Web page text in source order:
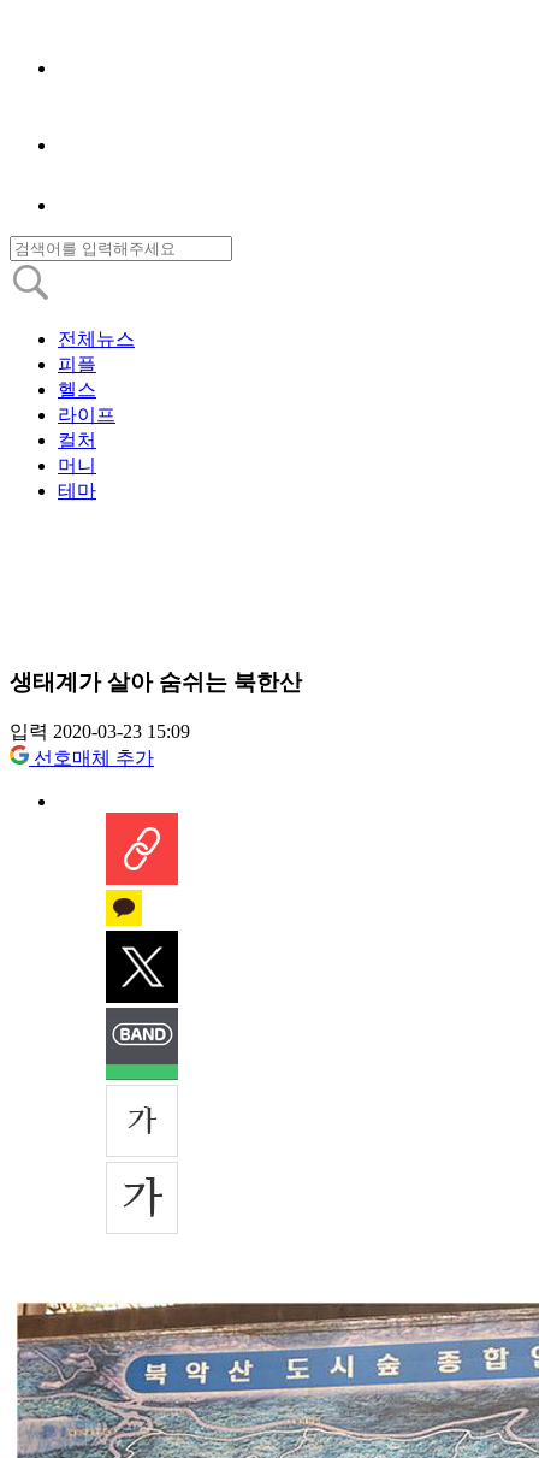
전체뉴스
피플
헬스
라이프
컬처
머니
테마
생태계가 살아 숨쉬는 북한산
입력 2020-03-23 15:09
선호매체 추가